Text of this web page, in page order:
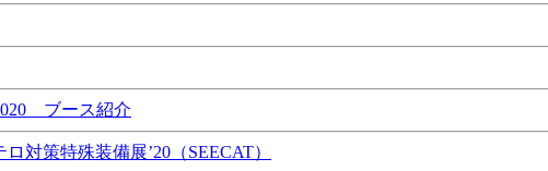
ブース紹介
策特殊装備展’20（SEECAT）